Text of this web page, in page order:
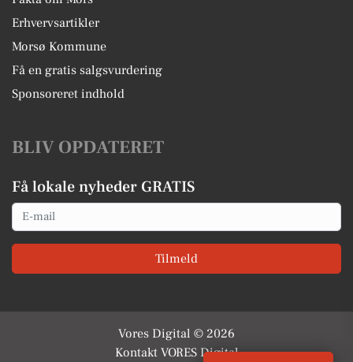
Erhvervsartikler
Morsø Kommune
Få en gratis salgsvurdering
Sponsoreret indhold
BLIV OPDATERET
Få lokale nyheder GRATIS
Email
Tilmeld
Vores Digital © 2026
Kontakt VORES Digital